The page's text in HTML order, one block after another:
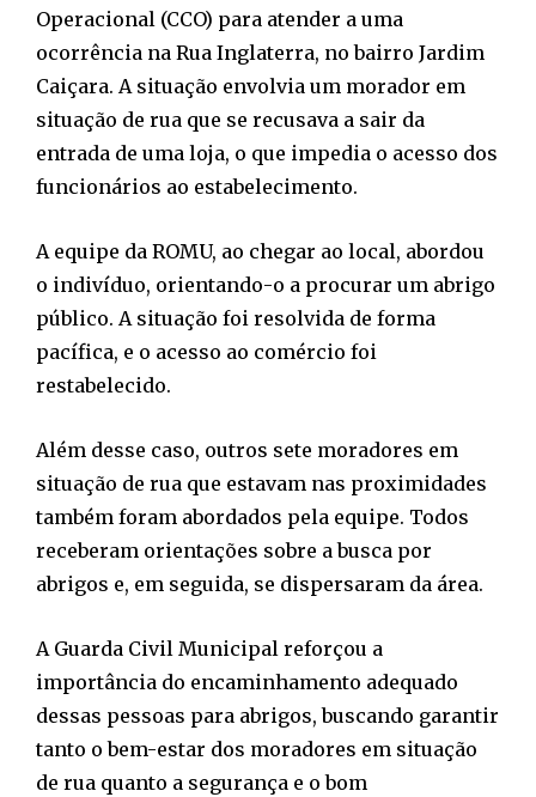
Operacional (CCO) para atender a uma
ocorrência na Rua Inglaterra, no bairro Jardim
Caiçara. A situação envolvia um morador em
situação de rua que se recusava a sair da
entrada de uma loja, o que impedia o acesso dos
funcionários ao estabelecimento.
A equipe da ROMU, ao chegar ao local, abordou
o indivíduo, orientando-o a procurar um abrigo
público. A situação foi resolvida de forma
pacífica, e o acesso ao comércio foi
restabelecido.
Além desse caso, outros sete moradores em
situação de rua que estavam nas proximidades
também foram abordados pela equipe. Todos
receberam orientações sobre a busca por
abrigos e, em seguida, se dispersaram da área.
A Guarda Civil Municipal reforçou a
importância do encaminhamento adequado
dessas pessoas para abrigos, buscando garantir
tanto o bem-estar dos moradores em situação
de rua quanto a segurança e o bom